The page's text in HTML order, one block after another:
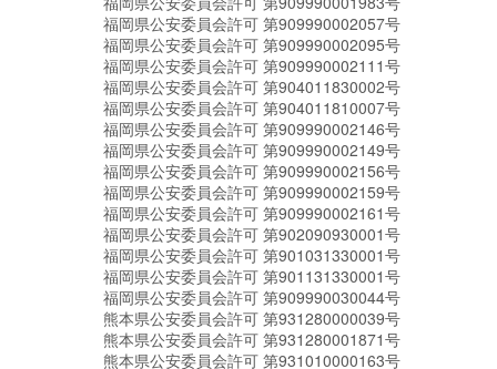
福岡県公安委員会許可 第909990002057号
福岡県公安委員会許可 第909990002095号
福岡県公安委員会許可 第909990002111号
福岡県公安委員会許可 第904011830002号
福岡県公安委員会許可 第904011810007号
福岡県公安委員会許可 第909990002146号
福岡県公安委員会許可 第909990002149号
福岡県公安委員会許可 第909990002156号
福岡県公安委員会許可 第909990002159号
福岡県公安委員会許可 第909990002161号
福岡県公安委員会許可 第902090930001号
福岡県公安委員会許可 第901031330001号
福岡県公安委員会許可 第901131330001号
福岡県公安委員会許可 第909990030044号
熊本県公安委員会許可 第931280000039号
熊本県公安委員会許可 第931280001871号
熊本県公安委員会許可 第931010000163号